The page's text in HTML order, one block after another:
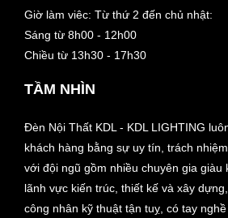
Giờ làm viêc: Từ thứ 2 đến chủ nhật:
Sáng từ 8h00 - 12h00
Chiều từ 13h30 - 17h30
TẦM NHÌN
Đèn Nội Thất KDL - KDL LIGHTING
khách hàng bằng sự uy tín, trách
với đội ngũ gồm nhiều chuyên gia giàu
lãnh vực kiến trúc, thiết kế và xây
công nhân kỹ thuật tận tuỵ, có tay